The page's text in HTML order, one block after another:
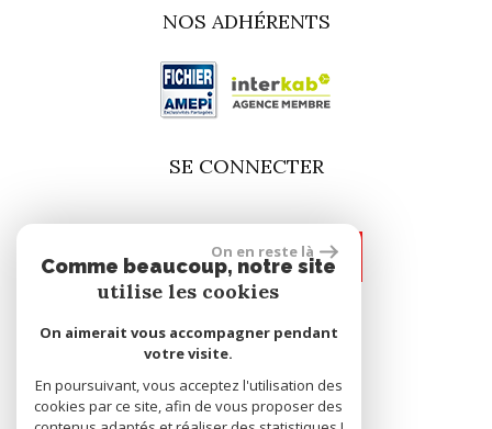
NOS ADHÉRENTS
SE CONNECTER
espace propriétaire
site réalisé par
On en reste là
Comme beaucoup, notre site
utilise les cookies
On aimerait vous accompagner pendant
votre visite.
En poursuivant, vous acceptez l'utilisation des
cookies par ce site, afin de vous proposer des